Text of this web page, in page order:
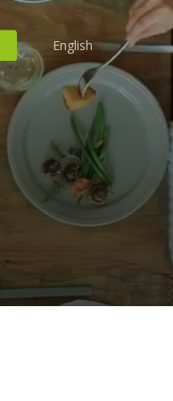
English